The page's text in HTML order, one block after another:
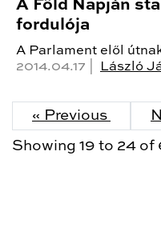
A Föld Napján
fordulója
A Parlament elől
2014.04.17 |
László
« Previous
Showing 19 to 24 of